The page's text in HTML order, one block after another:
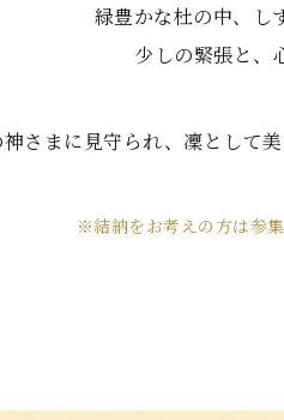
緑豊かな杜の中、し
少しの緊張と、
さまに見守られ、凜として
※結納をお考えの方は参